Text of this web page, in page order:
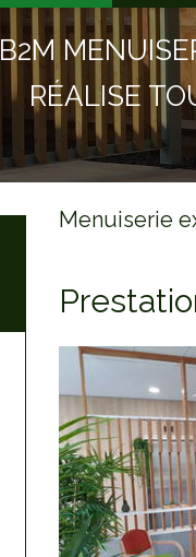
B2M
RÉALISE
Menuiserie